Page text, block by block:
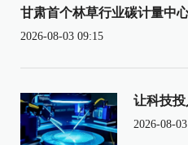
甘肃首个林草行业碳计量中
2026-08-03 09:15
让科技
2026-08-